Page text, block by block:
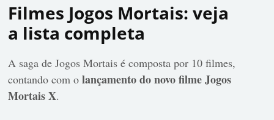
Filmes Jogos Mortais: veja
a lista completa
A saga de Jogos Mortais é composta por 10 filmes,
contando com olançamento do novo filme Jogos
Mortais X.